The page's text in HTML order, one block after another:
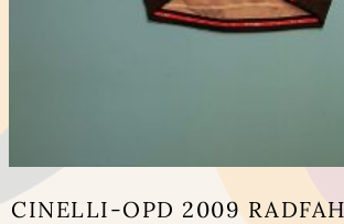
CINELLI-OPD 2009